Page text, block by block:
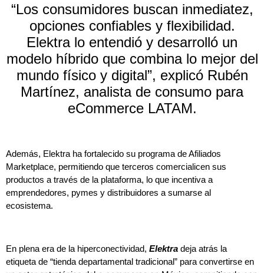
“Los consumidores buscan inmediatez,
opciones confiables y flexibilidad.
Elektra lo entendió y desarrolló un
modelo híbrido que combina lo mejor del
mundo físico y digital”, explicó Rubén
Martínez, analista de consumo para
eCommerce LATAM.
Además, Elektra ha fortalecido su programa de Afiliados
Marketplace, permitiendo que terceros comercialicen sus
productos a través de la plataforma, lo que incentiva a
emprendedores, pymes y distribuidores a sumarse al
ecosistema.
En plena era de la hiperconectividad, Elektra deja atrás la
etiqueta de “tienda departamental tradicional” para convertirse en